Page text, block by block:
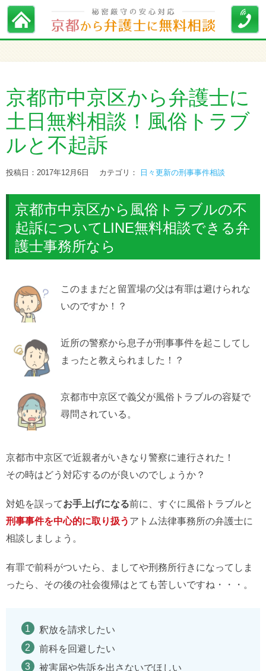
京都市中京区から弁護士に
土日無料相談！風俗トラブ
ルと不起訴
投稿日：2017年12月6日 カテゴリ： 日々更新の刑事事件相談
京都市中京区から風俗トラブルの不
起訴についてLINE無料相談できる弁
護士事務所なら
このままだと留置場の父は有罪は避けられな
いのですか！？
近所の警察から息子が刑事事件を起こしてし
まったと教えられました！？
京都市中京区で義父が風俗トラブルの容疑で
尋問されている。
京都市中京区で近親者がいきなり警察に連行された！
その時はどう対応するのが良いのでしょうか？
対処を誤ってお手上げになる前に、すぐに風俗トラブルと
刑事事件を中心的に取り扱う アトム法律事務所の弁護士に
相談しましょう。
有罪で前科がついたら、ましてや刑務所行きになってしま
ったら、その後の社会復帰はとても苦しいですね・・・。
釈放を請求したい
前科を回避したい
被害届や告訴を出さないでほしい